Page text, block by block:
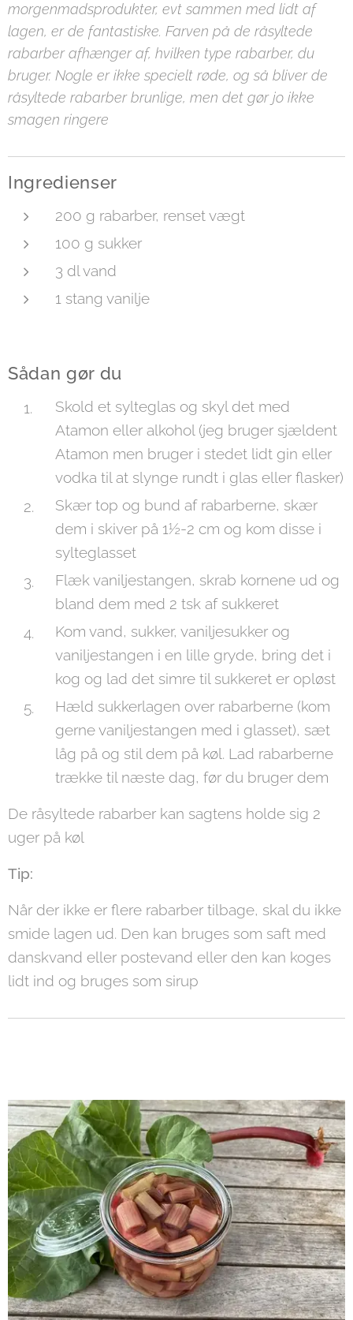
morgenmadsprodukter, evt sammen med lidt af
lagen, er de fantastiske. Farven på de råsyltede
rabarber afhænger af, hvilken type rabarber, du
bruger. Nogle er ikke specielt røde, og så bliver de
råsyltede rabarber brunlige, men det gør jo ikke
smagen ringere
Ingredienser
200 g rabarber, renset vægt
100 g sukker
3 dl vand
1 stang vanilje
Sådan gør du
Skold et sylteglas og skyl det med
Atamon eller alkohol (jeg bruger sjældent
Atamon men bruger i stedet lidt gin eller
vodka til at slynge rundt i glas eller flasker)
Skær top og bund af rabarberne, skær
dem i skiver på 1½-2 cm og kom disse i
sylteglasset
Flæk vaniljestangen, skrab kornene ud og
bland dem med 2 tsk af sukkeret
Kom vand, sukker, vaniljesukker og
vaniljestangen i en lille gryde, bring det i
kog og lad det simre til sukkeret er opløst
Hæld sukkerlagen over rabarberne (kom
gerne vaniljestangen med i glasset), sæt
låg på og stil dem på køl. Lad rabarberne
trække til næste dag, før du bruger dem
De råsyltede rabarber kan sagtens holde sig 2
uger på køl
Tip:
Når der ikke er flere rabarber tilbage, skal du ikke
smide lagen ud. Den kan bruges som saft med
danskvand eller postevand eller den kan koges
lidt ind og bruges som sirup